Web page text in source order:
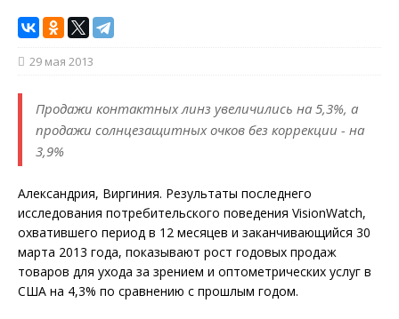
29 мая 2013
Продажи контактных линз увеличились на 5,3%, а
продажи солнцезащитных очков без коррекции - на
3,9%
Александрия, Виргиния. Результаты последнего
исследования потребительского поведения VisionWatch,
охватившего период в 12 месяцев и заканчивающийся 30
марта 2013 года, показывают рост годовых продаж
товаров для ухода за зрением и оптометрических услуг в
США на 4,3% по сравнению с прошлым годом.